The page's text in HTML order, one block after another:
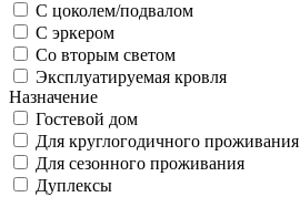
С цоколем/подвалом
С эркером
Со вторым светом
Эксплуатируемая кровля
Назначение
Гостевой дом
Для круглогодичного проживания
Для сезонного проживания
Дуплексы